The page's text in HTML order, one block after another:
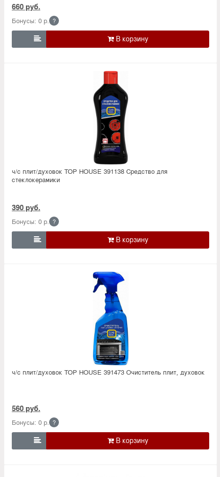
660 руб.
Бонусы: 0 р. ?

ч/с плит/духовок TOP HOUSE 391138 Средство для
стеклокерамики
390 руб.
Бонусы: 0 р. ?

ч/с плит/духовок TOP HOUSE 391473 Очиститель плит, духовок
560 руб.
Бонусы: 0 р. ?
